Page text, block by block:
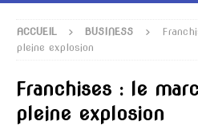
ACCUEIL BUSINESS
pleine explosion
Franchises : le
pleine explosion